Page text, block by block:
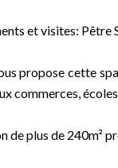
et visites:
propose cette
commerces,
de plus de 240m²